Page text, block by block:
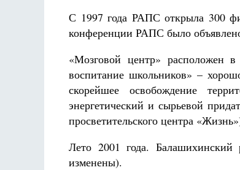
С 1997 года РАПС открыла 300
конференции РАПС было
«Мозговой центр» расположен
воспитание школьников» –
скорейшее освобождение
энергетический и сырьевой
просветительского центра
Лето 2001 года.
изменены).